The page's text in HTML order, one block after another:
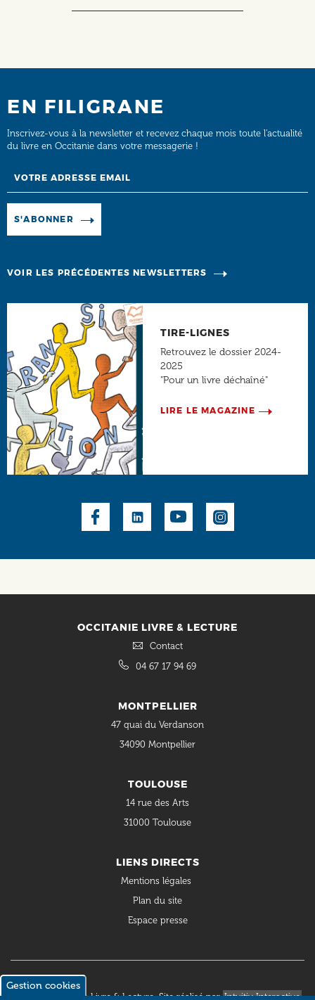
EN FILIGRANE
Inscrivez-vous à la newsletter et recevez chaque mois toute l’actualité
du livre en Occitanie dans votre messagerie !
S'ABONNER
VOIR LES PRÉCÉDENTES NEWSLETTERS
TIRE-LIGNES
Retrouvez le dossier 2024-
2025
"Pour un livre déchaîné"
LIRE LE MAGAZINE
OCCITANIE LIVRE & LECTURE
Contact
04 67 17 94 69
MONTPELLIER
47 quai du Verdanson
34090 Montpellier
TOULOUSE
14 rue des Arts
31000 Toulouse
LIENS DIRECTS
Mentions légales
Plan du site
Espace presse
© 2018 Occitanie Livre & Lecture. Site réalisé parIntuitiv Interactive
Gestion cookies